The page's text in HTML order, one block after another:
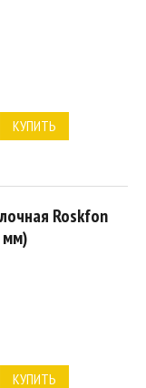
КУПИТЬ
Roskfon
КУПИТЬ